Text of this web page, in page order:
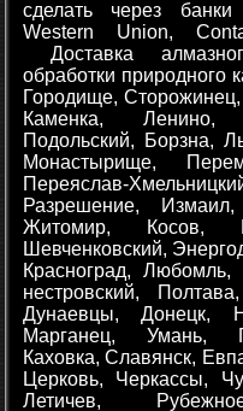
сделать через банки
Western Union,
Доставка
обработки природного
Городище,
Каменка, Ленино,
Подольский, Борзна,
Монастырище,
Переяслав-
Разрешение,
Житомир, Косов,
Шевченковский,
Красноград, Любомль,
нестровский,
Дунаевцы, Донецк,
Марганец, Умань,
Каховка, Славянск,
Церковь, Черкассы,
Летичев,